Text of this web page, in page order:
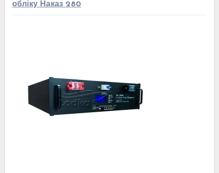
обліку Наказ 280